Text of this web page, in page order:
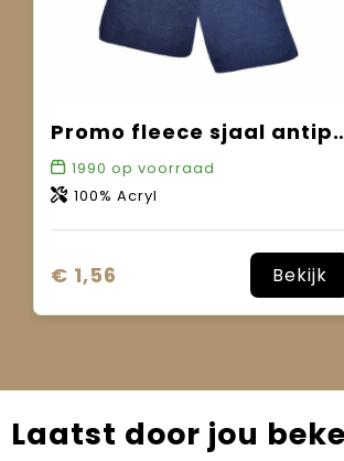
Promo
1990 op voorraad
100% Acryl
€ 1,56 Bekijk
Laatst door jou